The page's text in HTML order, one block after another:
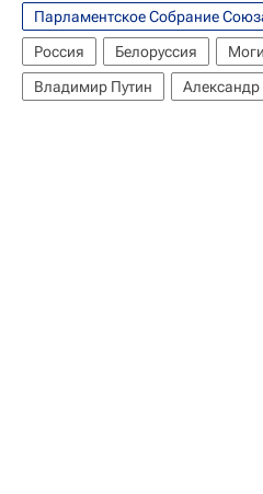
Парламентское Собрание
Россия
Белоруссия
Владимир Путин